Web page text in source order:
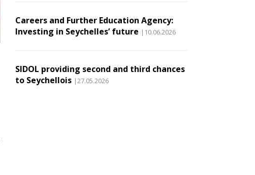
Careers and Further Education Agency:
Investing in Seychelles’ future |10.06.2026
SIDOL providing second and third chances
to Seychellois |27.05.2026